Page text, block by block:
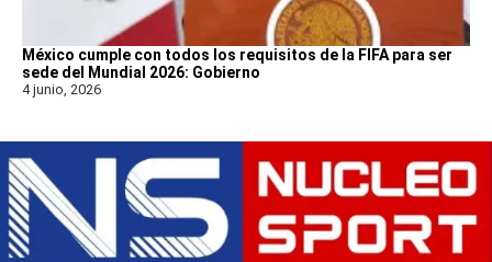
México cumple con todos los requisitos de la FIFA para ser
sede del Mundial 2026: Gobierno
4 junio, 2026